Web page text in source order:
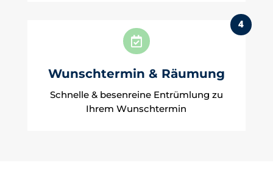

Wunschtermin & Räumung
4
Schnelle & besenreine Entrümlung zu
Ihrem Wunschtermin